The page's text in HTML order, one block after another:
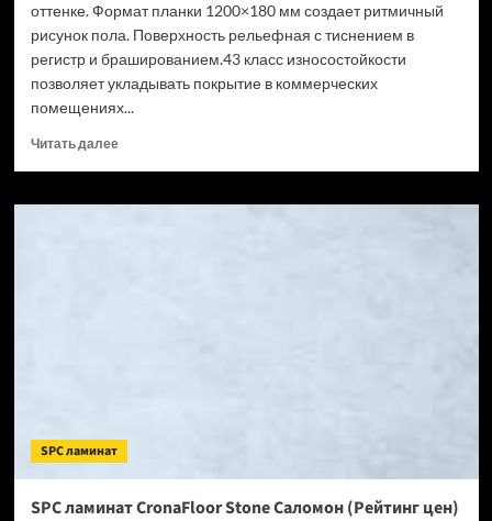
оттенке. Формат планки 1200×180 мм создает ритмичный
рисунок пола. Поверхность рельефная с тиснением в
регистр и брашированием.43 класс износостойкости
позволяет укладывать покрытие в коммерческих
помещениях...
Читать далееПрочитать
SPC
SPC ламинат
SPC ламинат CronaFloor Stone Саломон (Рейтинг цен)